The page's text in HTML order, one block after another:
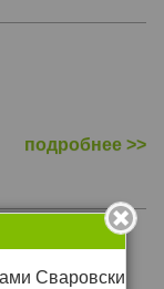
подробнее >>
Сваровски